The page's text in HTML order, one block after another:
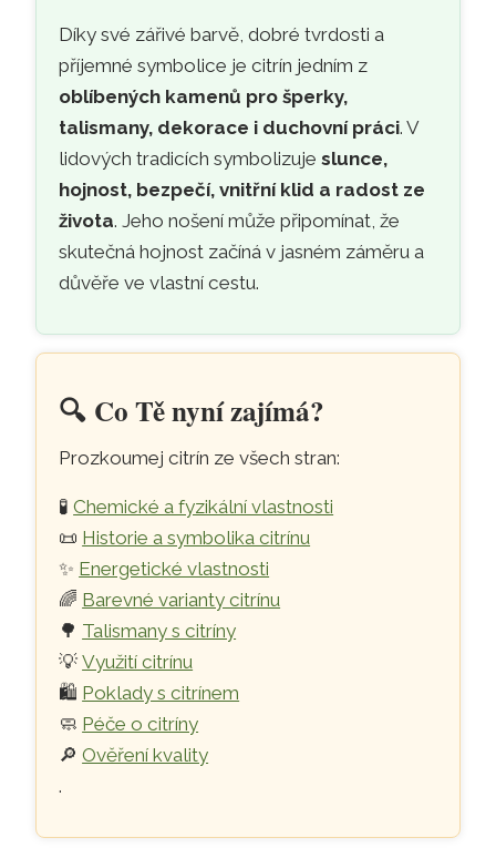
Díky své zářivé barvě, dobré tvrdosti a
příjemné symbolice je citrín jedním z
oblíbených kamenů pro šperky,
talismany, dekorace i duchovní práci. V
lidových tradicích symbolizujeslunce,
hojnost, bezpečí, vnitřní klid a radost ze
života. Jeho nošení může připomínat, že
skutečná hojnost začíná v jasném záměru a
důvěře ve vlastní cestu.
🔍️ Co Tě nyní zajímá?
Prozkoumej citrín ze všech stran:
🧪Chemické a fyzikální vlastnosti
📜 Historie a symbolika citrínu
✨ Energetické vlastnosti
🌈 Barevné varianty citrínu
🌳 Talismany s citríny
💡Využití citrínu
🛍️ Poklady s citrínem
🧼 Péče o citríny
🔎Ověření kvality
.